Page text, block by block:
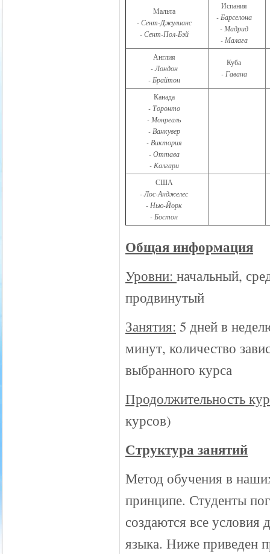
Мальта
- Сент-Джулианс
- Сент-Пол-Бэй
Испания
- Барселона
- Мадрид
- Малага
Англия
- Лондон
- Брайтон
Куба
- Гавана
Канада
- Торонто
- Монреаль
- Ванкувер
- Виктория
- Оттава
- Калгари
США
- Лос-Анджелес
- Нью-Йорк
- Бостон
Общая информация
Уровни: начальный,
продвинутый
Занятия: 5 дней в
минут, количество
выбранного курса
Продолжительность
курсов)
Структура занятий
Метод обучения в
принципе. Студенты
создаются все
языка. Ниже приведен